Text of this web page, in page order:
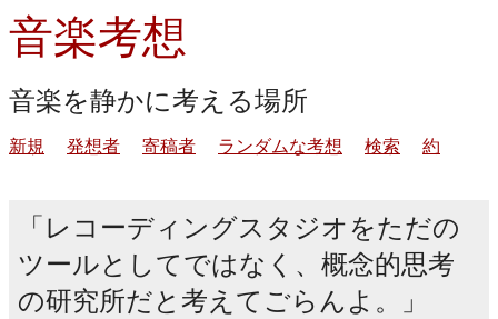
音楽考想
音楽を静かに考える場所
新規 発想者 寄稿者 ランダムな考想 検索 約
レコーディングスタジオをただの
ツールとしてではなく、概念的思考
の研究所だと考えてごらんよ。